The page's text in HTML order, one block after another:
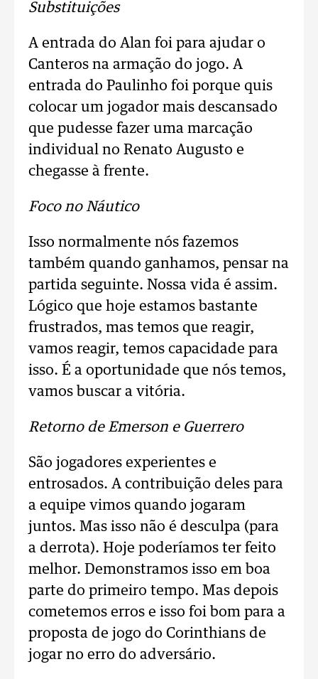
Substituições
A entrada do Alan foi para ajudar o
Canteros na armação do jogo. A
entrada do Paulinho foi porque quis
colocar um jogador mais descansado
que pudesse fazer uma marcação
individual no Renato Augusto e
chegasse à frente.
Foco no Náutico
Isso normalmente nós fazemos
também quando ganhamos, pensar na
partida seguinte. Nossa vida é assim.
Lógico que hoje estamos bastante
frustrados, mas temos que reagir,
vamos reagir, temos capacidade para
isso. É a oportunidade que nós temos,
vamos buscar a vitória.
Retorno de Emerson e Guerrero
São jogadores experientes e
entrosados. A contribuição deles para
a equipe vimos quando jogaram
juntos. Mas isso não é desculpa (para
a derrota). Hoje poderíamos ter feito
melhor. Demonstramos isso em boa
parte do primeiro tempo. Mas depois
cometemos erros e isso foi bom para a
proposta de jogo do Corinthians de
jogar no erro do adversário.